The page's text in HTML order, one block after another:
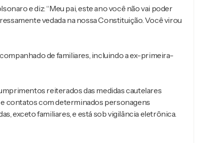
e diz: “Meu pai, este ano você não vai poder
vedada na nossa Constituição. Você virou
de familiares, incluindo a ex-primeira-
reiterados das medidas cautelares
contatos com determinados personagens
exceto familiares, e está sob vigilância eletrônica.